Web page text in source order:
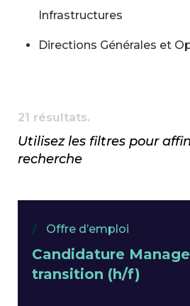
Infrastructures
Directions Générales et
21 résultats.
Utilisez les filtres pour
recherche
Offre d’emploi
Candidature
transition (h/f)